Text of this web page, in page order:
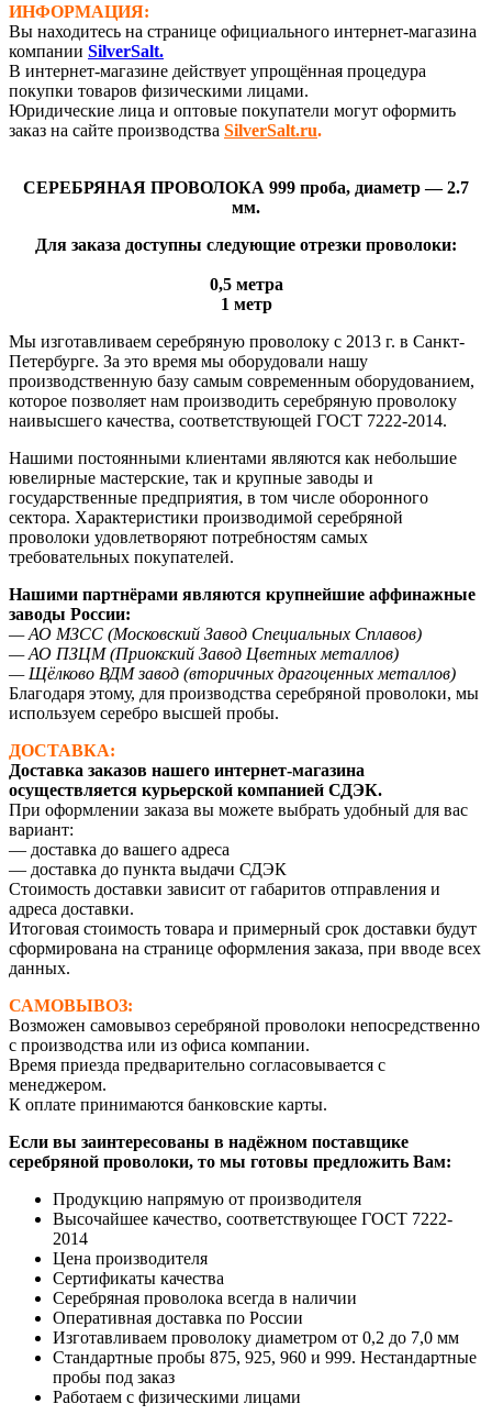
ИНФОРМАЦИЯ:
Вы находитесь на странице официального интернет-магазина
компании SilverSalt.
В интернет-магазине действует упрощённая процедура
покупки товаров физическими лицами.
Юридические лица и оптовые покупатели могут оформить
заказ на сайте производства SilverSalt.ru.
СЕРЕБРЯНАЯ ПРОВОЛОКА 999 проба, диаметр — 2.7
мм.
Для заказа доступны следующие отрезки проволоки:
0,5 метра
1 метр
Мы изготавливаем серебряную проволоку с 2013 г. в Санкт-
Петербурге. За это время мы оборудовали нашу
производственную базу самым современным оборудованием,
которое позволяет нам производить серебряную проволоку
наивысшего качества, соответствующей ГОСТ 7222-2014.
Нашими постоянными клиентами являются как небольшие
ювелирные мастерские, так и крупные заводы и
государственные предприятия, в том числе оборонного
сектора. Характеристики производимой серебряной
проволоки удовлетворяют потребностям самых
требовательных покупателей.
Нашими партнёрами являются крупнейшие аффинажные
заводы России:
— АО МЗСС (Московский Завод Специальных Сплавов)
— АО ПЗЦМ (Приокский Завод Цветных металлов)
— Щёлково ВДМ завод (вторичных драгоценных металлов)
Благодаря этому, для производства серебряной проволоки, мы
используем серебро высшей пробы.
ДОСТАВКА:
Доставка заказов нашего интернет-магазина
осуществляется курьерской компанией СДЭК.
При оформлении заказа вы можете выбрать удобный для вас
вариант:
— доставка до вашего адреса
— доставка до пункта выдачи СДЭК
Стоимость доставки зависит от габаритов отправления и
адреса доставки.
Итоговая стоимость товара и примерный срок доставки будут
сформирована на странице оформления заказа, при вводе всех
данных.
САМОВЫВОЗ:
Возможен самовывоз серебряной проволоки непосредственно
с производства или из офиса компании.
Время приезда предварительно согласовывается с
менеджером.
К оплате принимаются банковские карты.
Если вы заинтересованы в надёжном поставщике
серебряной проволоки, то мы готовы предложить Вам:
Продукцию напрямую от производителя
Высочайшее качество, соответствующее ГОСТ 7222-
2014
Цена производителя
Сертификаты качества
Серебряная проволока всегда в наличии
Оперативная доставка по России
Изготавливаем проволоку диаметром от 0,2 до 7,0 мм
Стандартные пробы 875, 925, 960 и 999. Нестандартные
пробы под заказ
Работаем с физическими лицами